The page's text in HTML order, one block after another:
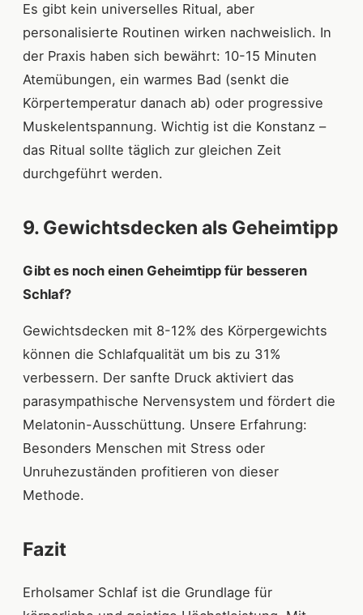
Es gibt kein universelles Ritual, aber
personalisierte Routinen wirken nachweislich. In
der Praxis haben sich bewährt: 10-15 Minuten
Atemübungen, ein warmes Bad (senkt die
Körpertemperatur danach ab) oder progressive
Muskelentspannung. Wichtig ist die Konstanz –
das Ritual sollte täglich zur gleichen Zeit
durchgeführt werden.
9. Gewichtsdecken als Geheimtipp
Gibt es noch einen Geheimtipp für besseren
Schlaf?
Gewichtsdecken mit 8-12% des Körpergewichts
können die Schlafqualität um bis zu 31%
verbessern. Der sanfte Druck aktiviert das
parasympathische Nervensystem und fördert die
Melatonin-Ausschüttung. Unsere Erfahrung:
Besonders Menschen mit Stress oder
Unruhezuständen profitieren von dieser
Methode.
Fazit
Erholsamer Schlaf ist die Grundlage für